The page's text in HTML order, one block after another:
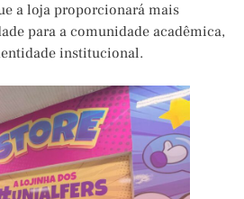
a loja proporcionará mais
para a comunidade acadêmica,
institucional.